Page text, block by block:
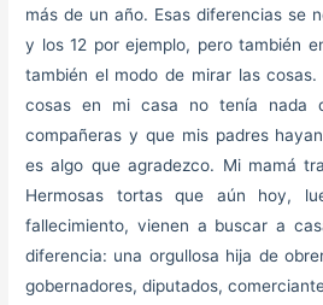
más de un año. Esas diferencias se
y los 12 por ejemplo, pero también
también el modo de mirar las
cosas en mi casa no tenía nada
compañeras y que mis padres
es algo que agradezco. Mi mamá
Hermosas tortas que aún hoy,
fallecimiento, vienen a buscar a
diferencia: una orgullosa hija de
gobernadores, diputados,